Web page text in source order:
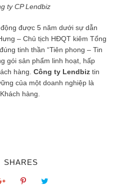
ty CP Lendbiz
được 5 năm dưới sự dẫn
– Chủ tịch HĐQT kiêm Tổng
tinh thần “Tiên phong – Tin
gói sản phẩm linh hoạt, hấp
hàng. Công ty Lendbiz tin
của một doanh nghiệp là
hàng.
SHARES